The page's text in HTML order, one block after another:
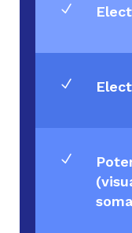
N
N
N